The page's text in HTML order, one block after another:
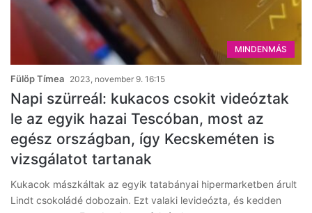
MINDENMÁS
Fülöp Tímea 2023, november 9. 16:15
Napi szürreál: kukacos csokit videóztak
le az egyik hazai Tescóban, most az
egész országban, így Kecskeméten is
vizsgálatot tartanak
Kukacok mászkáltak az egyik tatabányai hipermarketben árult
Lindt csokoládé dobozain. Ezt valaki levideózta, és kedden